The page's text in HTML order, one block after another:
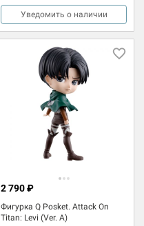
Уведомить о наличии
Фигурка Q Posket. Attack On
Titan: Levi (Ver. A)
2 790 ₽